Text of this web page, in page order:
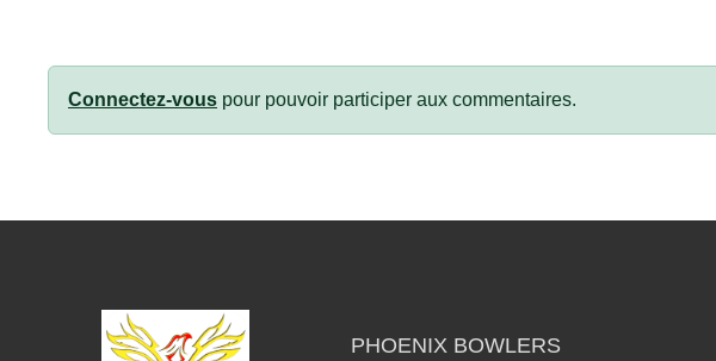
Connectez-vous pour pouvoir participer aux commentaires.
PHOENIX BOWLERS